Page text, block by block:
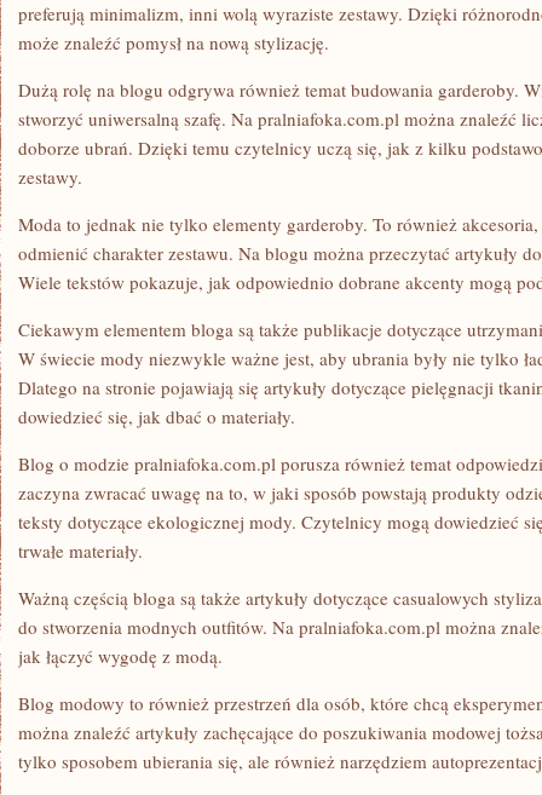
preferują minimalizm, inni wolą wyraziste zestawy. Dzięki
może znaleźć pomysł na nową stylizację.
Dużą rolę na blogu odgrywa również temat budowania garderoby.
stworzyć uniwersalną szafę. Na pralniafoka.com.pl można znaleźć
doborze ubrań. Dzięki temu czytelnicy uczą się, jak z kilku
zestawy.
Moda to jednak nie tylko elementy garderoby. To również
odmienić charakter zestawu. Na blogu można przeczytać artykuły
Wiele tekstów pokazuje, jak odpowiednio dobrane akcenty mogą
Ciekawym elementem bloga są także publikacje dotyczące
W świecie mody niezwykle ważne jest, aby ubrania były nie tylko
Dlatego na stronie pojawiają się artykuły dotyczące pielęgnacji
dowiedzieć się, jak dbać o materiały.
Blog o modzie pralniafoka.com.pl porusza również temat
zaczyna zwracać uwagę na to, w jaki sposób powstają produkty
teksty dotyczące ekologicznej mody. Czytelnicy mogą dowiedzieć
trwałe materiały.
Ważną częścią bloga są także artykuły dotyczące casualowych
do stworzenia modnych outfitów. Na pralniafoka.com.pl można
jak łączyć wygodę z modą.
Blog modowy to również przestrzeń dla osób, które chcą
można znaleźć artykuły zachęcające do poszukiwania modowej
tylko sposobem ubierania się, ale również narzędziem